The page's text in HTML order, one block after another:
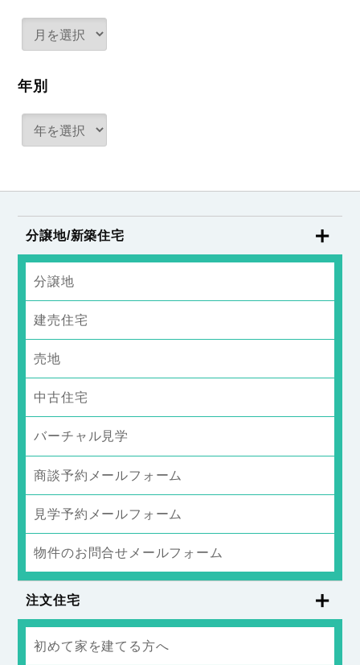
年別
分譲地/新築住宅
分譲地
建売住宅
売地
中古住宅
バーチャル見学
商談予約メールフォーム
見学予約メールフォーム
物件のお問合せメールフォーム
注文住宅
初めて家を建てる方へ